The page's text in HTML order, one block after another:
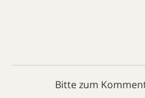
Bitte zum